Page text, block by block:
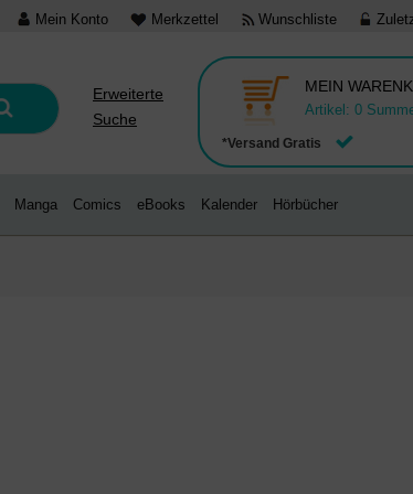
Mein Konto Merkzettel Wunschliste
Erweiterte
Suche
*Versand Gratis
MEIN
Artikel: 0
Manga Comics eBooks Kalender Hörbücher